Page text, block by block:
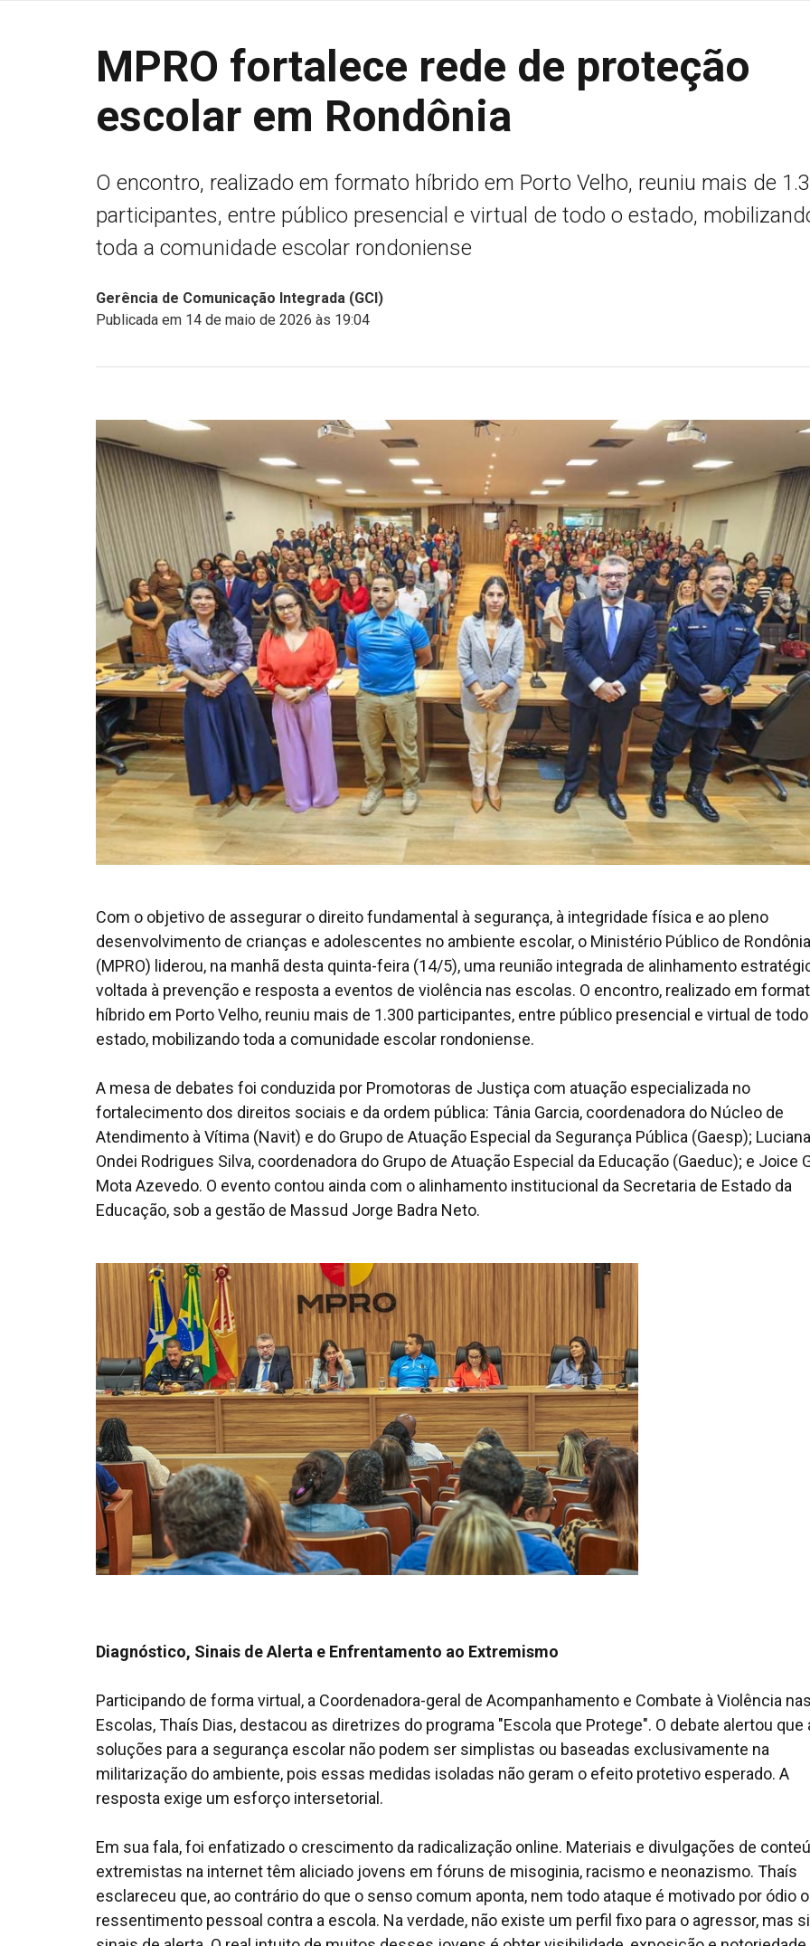
MPRO fortalece rede de proteção
escolar em Rondônia
O encontro, realizado em formato híbrido em Porto Velho, reuniu mais de
participantes, entre público presencial e virtual de todo o estado,
toda a comunidade escolar rondoniense
Gerência de Comunicação Integrada (GCI)
Publicada em 14 de maio de 2026 às 19:04
Com o objetivo de assegurar o direito fundamental à segurança, à integridade física e ao pleno
desenvolvimento de crianças e adolescentes no ambiente escolar, o Ministério Público de Rondônia
(MPRO) liderou, na manhã desta quinta-feira (14/5), uma reunião integrada de alinhamento
voltada à prevenção e resposta a eventos de violência nas escolas. O encontro, realizado em
híbrido em Porto Velho, reuniu mais de 1.300 participantes, entre público presencial e virtual de
estado, mobilizando toda a comunidade escolar rondoniense.
A mesa de debates foi conduzida por Promotoras de Justiça com atuação especializada no
fortalecimento dos direitos sociais e da ordem pública: Tânia Garcia, coordenadora do Núcleo de
Atendimento à Vítima (Navit) e do Grupo de Atuação Especial da Segurança Pública (Gaesp); Luciana
Ondei Rodrigues Silva, coordenadora do Grupo de Atuação Especial da Educação (Gaeduc); e Joice
Mota Azevedo. O evento contou ainda com o alinhamento institucional da Secretaria de Estado da
Educação, sob a gestão de Massud Jorge Badra Neto.
Diagnóstico, Sinais de Alerta e Enfrentamento ao Extremismo
Participando de forma virtual, a Coordenadora-geral de Acompanhamento e Combate à Violência nas
Escolas, Thaís Dias, destacou as diretrizes do programa "Escola que Protege". O debate alertou que
soluções para a segurança escolar não podem ser simplistas ou baseadas exclusivamente na
militarização do ambiente, pois essas medidas isoladas não geram o efeito protetivo esperado. A
resposta exige um esforço intersetorial.
Em sua fala, foi enfatizado o crescimento da radicalização online. Materiais e divulgações de
extremistas na internet têm aliciado jovens em fóruns de misoginia, racismo e neonazismo. Thaís
esclareceu que, ao contrário do que o senso comum aponta, nem todo ataque é motivado por ódio
ressentimento pessoal contra a escola. Na verdade, não existe um perfil fixo para o agressor, mas